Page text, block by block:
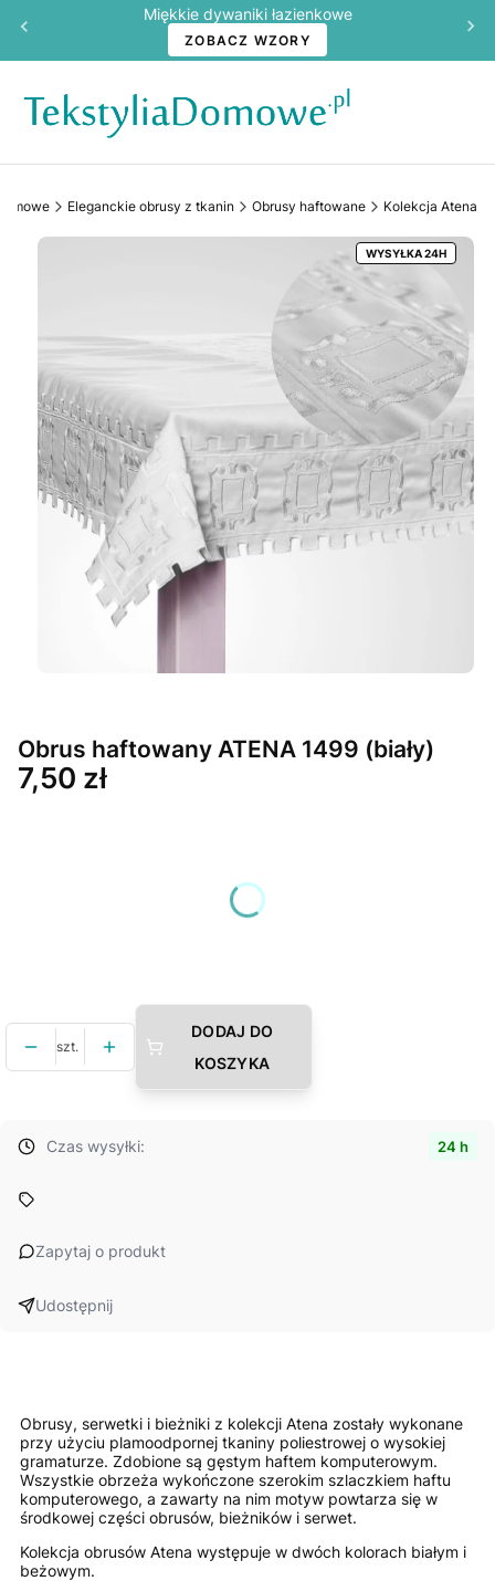
Miękkie dywaniki łazienkowe
ZOBACZ WZORY
Eleganckie obrusy z tkanin Obrusy haftowane Kolekcja Atena
WYSYŁKA 24H
Obrus haftowany ATENA 1499 (biały)
Cena
7,50 zł
szt.
DODAJ DO
KOSZYKA
Czas wysyłki: 24 h
Zapytaj o produkt
Udostępnij
Obrusy, serwetki i bieżniki z kolekcji Atena zostały wykonane
przy użyciu plamoodpornej tkaniny poliestrowej o wysokiej
gramaturze. Zdobione są gęstym haftem komputerowym.
Wszystkie obrzeża wykończone szerokim szlaczkiem haftu
komputerowego, a zawarty na nim motyw powtarza się w
środkowej części obrusów, bieżników i serwet.
Kolekcja obrusów Atena występuje w dwóch kolorach białym i
beżowym.